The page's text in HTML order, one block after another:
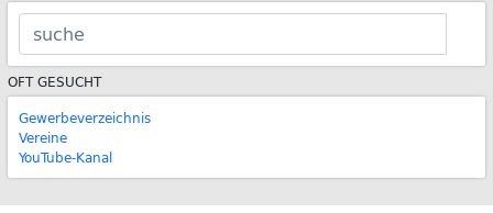
OFT GESUCHT
Gewerbeverzeichnis
Vereine
YouTube-Kanal